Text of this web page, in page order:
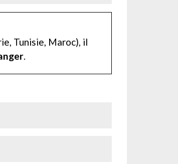
Tunisie, Maroc), il